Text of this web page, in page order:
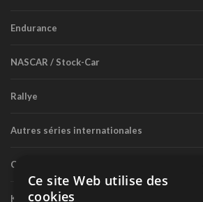
Endurance
NASCAR / Stock-Car
Rallye
Autres séries internationales
Circuit routier canadien
Karting
Ce site Web utilise des
cookies